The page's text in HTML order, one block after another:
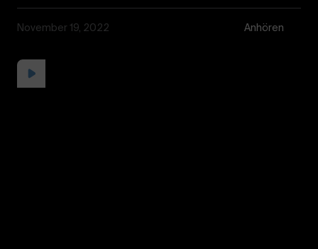
November 19, 2022 Anhören